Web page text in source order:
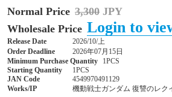
Normal Price 3,300 JPY
Wholesale Price Login to
Release Date
2026/10/上
Order Deadline
2026年07月15日
Minimum Purchase Quantity
1PCS
Starting Quantity
1PCS
JAN Code
4549970491129
Works/IP
機動戦士ガンダム 復讐のレク